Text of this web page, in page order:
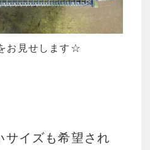
お見せします☆
サイズも希望され